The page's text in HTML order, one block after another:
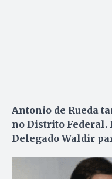
Antonio de Rueda
no Distrito Federal.
Delegado Waldir